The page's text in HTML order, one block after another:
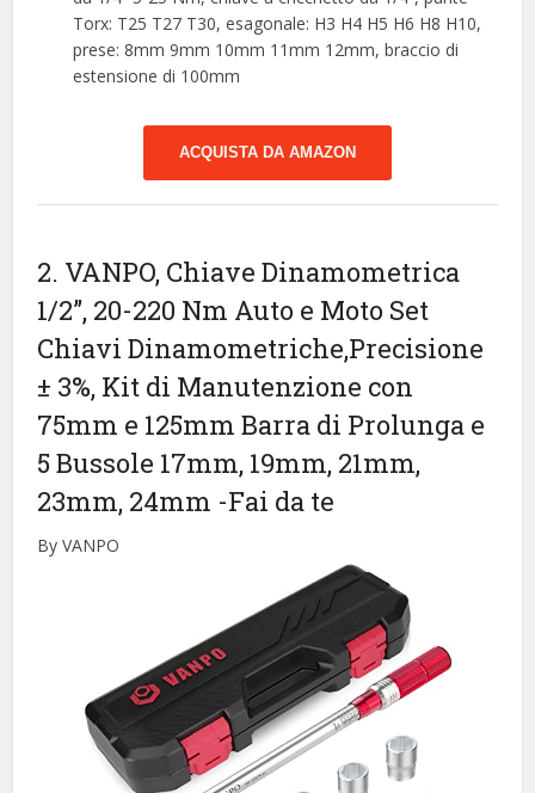
Torx: T25 T27 T30, esagonale: H3 H4 H5 H6 H8 H10,
prese: 8mm 9mm 10mm 11mm 12mm, braccio di
estensione di 100mm
ACQUISTA DA AMAZON
2. VANPO, Chiave Dinamometrica
1/2”, 20-220 Nm Auto e Moto Set
Chiavi Dinamometriche,Precisione
± 3%, Kit di Manutenzione con
75mm e 125mm Barra di Prolunga e
5 Bussole 17mm, 19mm, 21mm,
23mm, 24mm -Fai da te
By VANPO